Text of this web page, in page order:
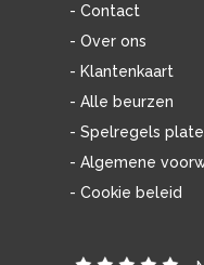
- Contact
- Over ons
- Klantenkaart
- Alle beurzen
- Spelregels
- Algemene
- Cookie beleid